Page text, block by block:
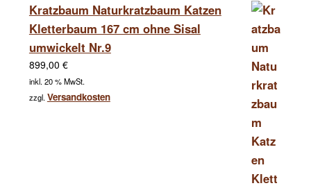
Kratzbaum Naturkratzbaum Katzen
Kletterbaum 167 cm ohne Sisal
umwickelt Nr.9
899,00 €
inkl. 20 % MwSt.
zzgl. Versandkosten